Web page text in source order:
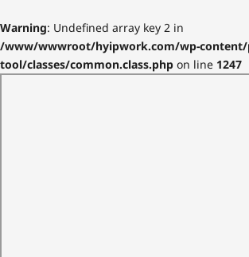
Warning: Undefined array key 2 in
/www/wwwroot/hyipwork.com/wp-content/
tool/classes/common.class.php on line 1247